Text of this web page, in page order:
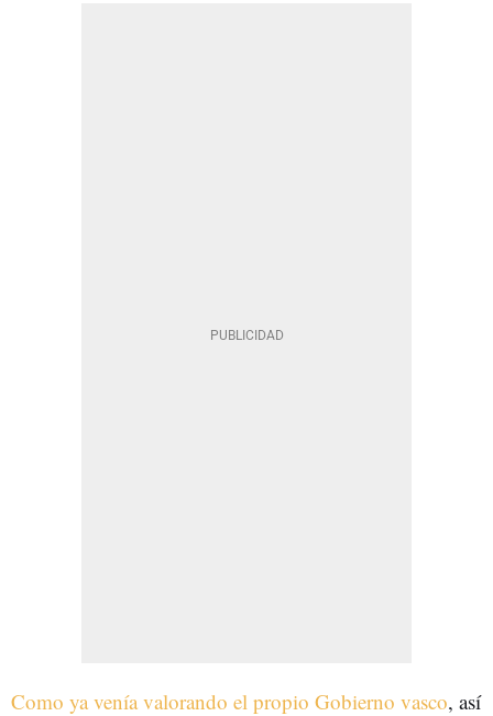
Como ya venía valorando el propio Gobierno vasco, así